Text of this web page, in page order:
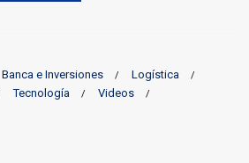
Banca e Inversiones
Logística
Tecnología
Videos